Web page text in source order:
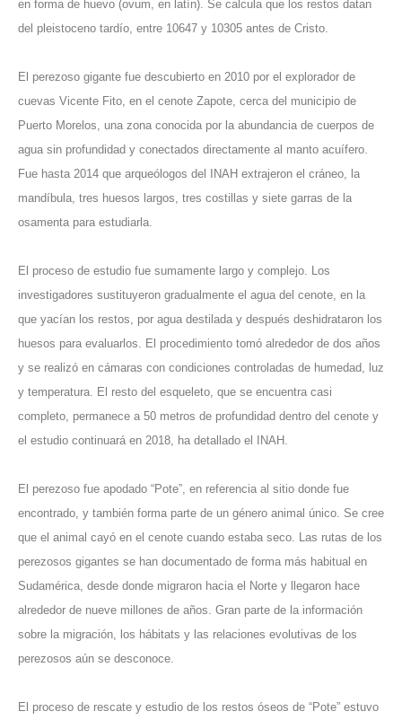
en forma de huevo (ovum, en latín). Se calcula que los restos datan
del pleistoceno tardío, entre 10647 y 10305 antes de Cristo.
El perezoso gigante fue descubierto en 2010 por el explorador de
cuevas Vicente Fito, en el cenote Zapote, cerca del municipio de
Puerto Morelos, una zona conocida por la abundancia de cuerpos de
agua sin profundidad y conectados directamente al manto acuífero.
Fue hasta 2014 que arqueólogos del INAH extrajeron el cráneo, la
mandíbula, tres huesos largos, tres costillas y siete garras de la
osamenta para estudiarla.
El proceso de estudio fue sumamente largo y complejo. Los
investigadores sustituyeron gradualmente el agua del cenote, en la
que yacían los restos, por agua destilada y después deshidrataron los
huesos para evaluarlos. El procedimiento tomó alrededor de dos años
y se realizó en cámaras con condiciones controladas de humedad, luz
y temperatura. El resto del esqueleto, que se encuentra casi
completo, permanece a 50 metros de profundidad dentro del cenote y
el estudio continuará en 2018, ha detallado el INAH .
El perezoso fue apodado “Pote”, en referencia al sitio donde fue
encontrado, y también forma parte de un género animal único. Se cree
que el animal cayó en el cenote cuando estaba seco. Las rutas de los
perezosos gigantes se han documentado de forma más habitual en
Sudamérica, desde donde migraron hacia el Norte y llegaron hace
alrededor de nueve millones de años. Gran parte de la información
sobre la migración, los hábitats y las relaciones evolutivas de los
perezosos aún se desconoce.
El proceso de rescate y estudio de los restos óseos de “Pote” estuvo